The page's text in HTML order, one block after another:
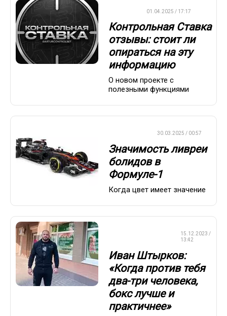
01.04.2025 / 17:17
Контрольная Ставка
отзывы: стоит ли
опираться на эту
информацию
О новом проекте с
полезными функциями
30.03.2025 / 00:57
Значимость ливреи
болидов в
Формуле-1
Когда цвет имеет значение
15.12.2023 /
13:42
Иван Штырков:
«Когда против тебя
два-три человека,
бокс лучше и
практичнее»